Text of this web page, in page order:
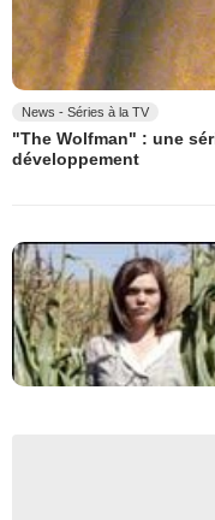
News - Séries à la TV
"The Wolfman" : une
développement